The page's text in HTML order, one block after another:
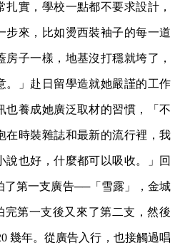
扎實，學校一點都不要求設計，
步來，比如燙西裝袖子的每一道
子一樣，地基沒打穩就垮了，
。」赴日留學造就她嚴謹的工作
也養成她廣泛取材的習慣，「不
在時裝雜誌和最新的流行裡，我
說也好，什麼都可以吸收。」回
了第一支廣告──「雪露」，金城
完第一支後又來了第二支，然後
幾年。從廣告入行，也接觸過唱